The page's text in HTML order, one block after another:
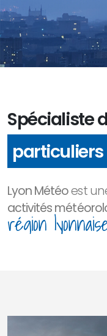
Spécialiste
particuliers
Lyon Météoest
activités
région